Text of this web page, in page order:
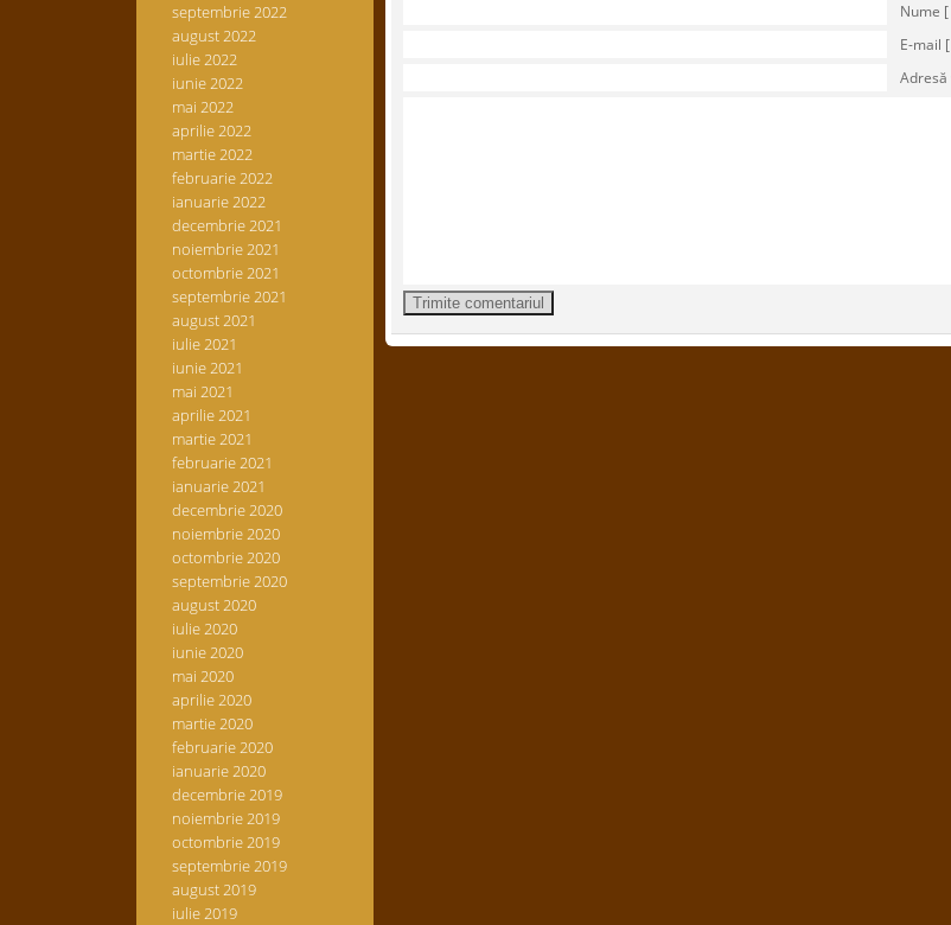
septembrie 2022
august 2022
iulie 2022
iunie 2022
mai 2022
aprilie 2022
martie 2022
februarie 2022
ianuarie 2022
decembrie 2021
noiembrie 2021
octombrie 2021
septembrie 2021
august 2021
iulie 2021
iunie 2021
mai 2021
aprilie 2021
martie 2021
februarie 2021
ianuarie 2021
decembrie 2020
noiembrie 2020
octombrie 2020
septembrie 2020
august 2020
iulie 2020
iunie 2020
mai 2020
aprilie 2020
martie 2020
februarie 2020
ianuarie 2020
decembrie 2019
noiembrie 2019
octombrie 2019
septembrie 2019
august 2019
iulie 2019
Nume
E-mail